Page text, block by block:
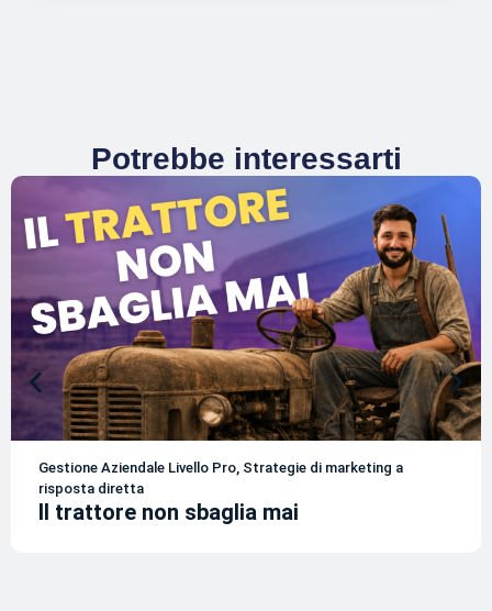
Potrebbe interessarti
Gestione Aziendale Livello Pro Strategie di marketing a
risposta diretta
Il trattore non sbaglia mai